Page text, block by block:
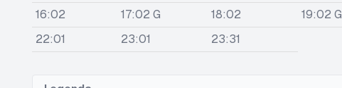
16:02
17:02 G 18:02 19:02 G
22:01
23:01 23:31